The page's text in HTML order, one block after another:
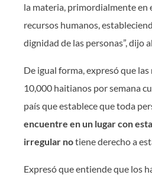
la materia, primordialmente en
recursos humanos,
dignidad de las personas”, dijo
De igual forma, expresó que
10,000 haitianos por semana
país que establece que toda
encuentre en un lugar con
irregular notiene derecho a
Expresó que entiende que los